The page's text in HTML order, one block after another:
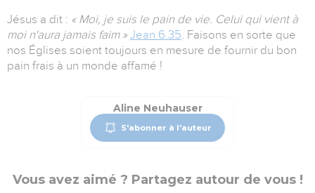
Jésus a dit : « Moi, je suis le pain de vie. Celui qui vient à
moi n'aura jamais faim » Jean 6.35. Faisons en sorte que
nos Églises soient toujours en mesure de fournir du bon
pain frais à un monde affamé !
Aline Neuhauser
S'abonner à l'auteur
Vous avez aimé ? Partagez autour de vous !